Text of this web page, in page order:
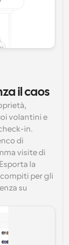
il caos
volantini e
in.
di
visite di
la
per gli
su